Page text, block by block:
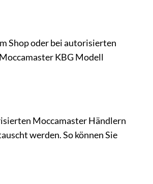
Shop oder bei autorisierten
KBG Modell
Moccamaster Händlern
werden. So können Sie